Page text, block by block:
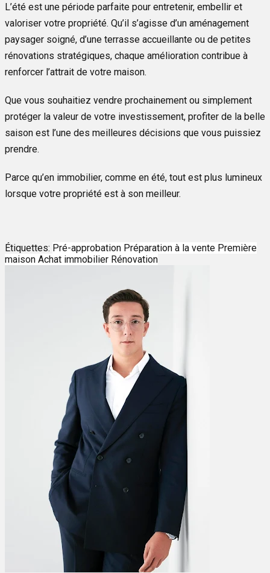
L’été est une période parfaite pour entretenir, embellir et
valoriser votre propriété. Qu’il s’agisse d’un aménagement
paysager soigné, d’une terrasse accueillante ou de petites
rénovations stratégiques, chaque amélioration contribue à
renforcer l’attrait de votre maison.
Que vous souhaitiez vendre prochainement ou simplement
protéger la valeur de votre investissement, profiter de la belle
saison est l’une des meilleures décisions que vous puissiez
prendre.
Parce qu’en immobilier, comme en été, tout est plus lumineux
lorsque votre propriété est à son meilleur.
Étiquettes: Pré-approbation Préparation à la vente Première
maison Achat immobilier Rénovation